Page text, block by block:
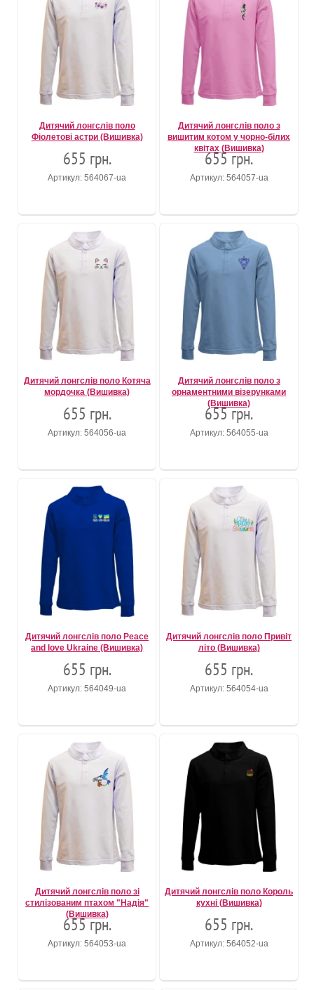
Дитячий лонгслів поло
Фіолетові астри (Вишивка)
655 грн.
Артикул: 564067-ua
Дитячий лонгслів поло з
вишитим котом у чорно-білих
квітах (Вишивка)
655 грн.
Артикул: 564057-ua
Дитячий лонгслів поло Котяча
мордочка (Вишивка)
655 грн.
Артикул: 564056-ua
Дитячий лонгслів поло з
орнаментними візерунками
(Вишивка)
655 грн.
Артикул: 564055-ua
Дитячий лонгслів поло Peace
and love Ukraine (Вишивка)
655 грн.
Артикул: 564049-ua
Дитячий лонгслів поло Привіт
літо (Вишивка)
655 грн.
Артикул: 564054-ua
Дитячий лонгслів поло зі
стилізованим птахом "Надія"
(Вишивка)
655 грн.
Артикул: 564053-ua
Дитячий лонгслів поло Король
кухні (Вишивка)
655 грн.
Артикул: 564052-ua